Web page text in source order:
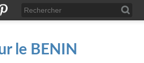
le BENIN